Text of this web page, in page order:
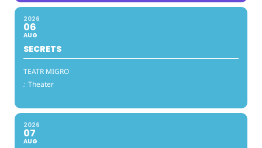
2026
06
AUG
SECRETS
TEATR MIGRO
: Theater
2026
07
AUG